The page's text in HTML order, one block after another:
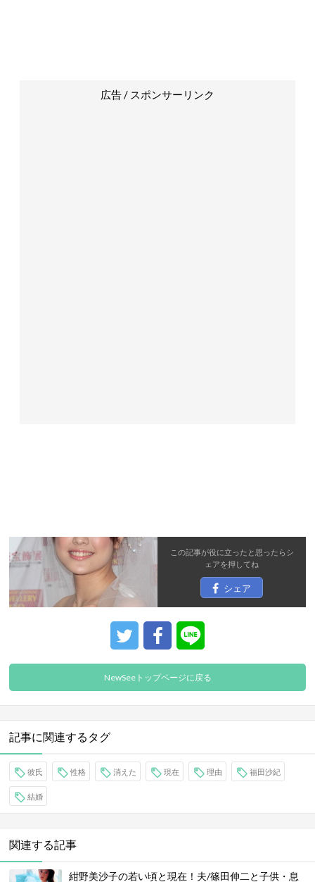
広告 / スポンサーリンク
この記事が役に立ったと思ったらシ
ェアを押してね
シェア
NewSeeトップページに戻る
記事に関連するタグ
彼氏 性格 消えた 現在 理由 福田沙紀
結婚
関連する記事
紺野美沙子の若い頃と現在！夫/篠田伸二と子供・息